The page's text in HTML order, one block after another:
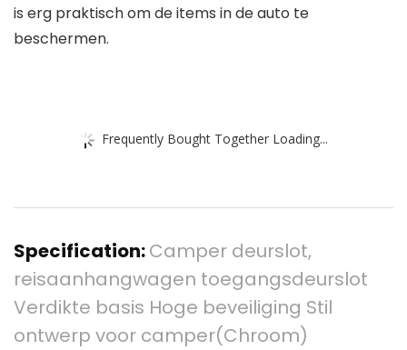
is erg praktisch om de items in de auto te
beschermen.
Frequently Bought Together Loading...
Specification:Camper deurslot,
reisaanhangwagen toegangsdeurslot
Verdikte basis Hoge beveiliging Stil
ontwerp voor camper(Chroom)